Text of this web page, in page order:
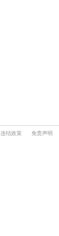
连结政策
免责声明